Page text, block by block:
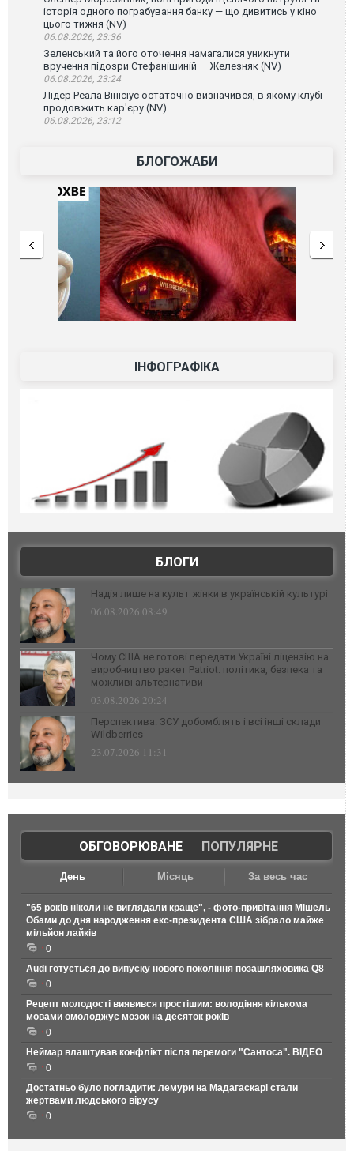
історія одного пограбування банку — що дивитись у кіно
цього тижня (NV)
06.08.2026, 23:36
Зеленський та його оточення намагалися уникнути
вручення підозри Стефанішиній — Железняк (NV)
06.08.2026, 23:24
Лідер Реала Вінісіус остаточно визначився, в якому клубі
продовжить кар'єру (NV)
06.08.2026, 23:12
БЛОГОЖАБИ
ІНФОГРАФІКА
БЛОГИ
Надія лише на культ жінки в українській культурі
06.08.2026 08:49
Чому США не готові передати Україні ліцензію на
виробництво ракет Patriot: політика, безпека та
можливі альтернативи
03.08.2026 20:24
Перспектива: ЗСУ добомблять і всі інші склади
Wildberries
23.07.2026 11:31
ОБГОВОРЮВАНЕ| ПОПУЛЯРНЕ
День Місяць За весь час
"65 років ніколи не виглядали краще", - фото-привітання Мішель
Обами до дня народження екс-президента США зібрало майже
мільйон лайків
0
Audi готується до випуску нового покоління позашляховика Q8
0
Рецепт молодості виявився простішим: володіння кількома
мовами омолоджує мозок на десяток років
0
Неймар влаштував конфлікт після перемоги "Сантоса". ВІДЕО
0
Достатньо було погладити: лемури на Мадагаскарі стали
жертвами людського вірусу
0